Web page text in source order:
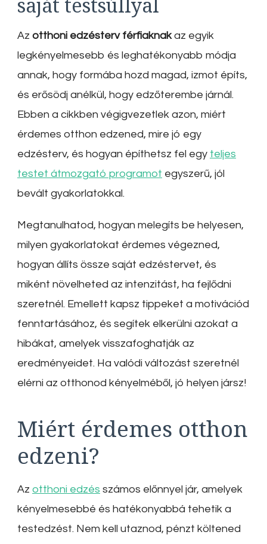
Az otthoni edzésterv férfiaknakaz egyik
legkényelmesebb és leghatékonyabb módja
annak, hogy formába hozd magad, izmot építs,
és erősödj anélkül, hogy edzőterembe járnál.
Ebben a cikkben végigvezetlek azon, miért
érdemes otthon edzened, mire jó egy
edzésterv, és hogyan építhetsz fel egy teljes
testet átmozgató programot egyszerű, jól
bevált gyakorlatokkal.
Megtanulhatod, hogyan melegíts be helyesen,
milyen gyakorlatokat érdemes végezned,
hogyan állíts össze saját edzéstervet, és
miként növelheted az intenzitást, ha fejlődni
szeretnél. Emellett kapsz tippeket a motivációd
fenntartásához, és segítek elkerülni azokat a
hibákat, amelyek visszafoghatják az
eredményeidet. Ha valódi változást szeretnél
elérni az otthonod kényelméből, jó helyen jársz!
Miért érdemes otthon
edzeni?
Az otthoni edzés számos előnnyel jár, amelyek
kényelmesebbé és hatékonyabbá tehetik a
testedzést. Nem kell utaznod, pénzt költened